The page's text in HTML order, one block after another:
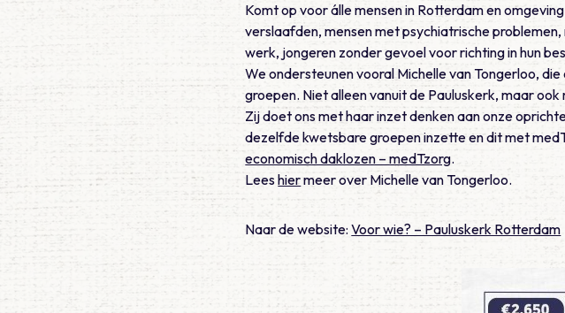
Komt op voor álle mensen in Rotterdam en
verslaafden, mensen met psychiatrische
werk, jongeren zonder gevoel voor richting in hun
We ondersteunen vooral Michelle van Tongerloo,
groepen. Niet alleen vanuit de Pauluskerk, maar ook
Zij doet ons met haar inzet denken aan onze
dezelfde kwetsbare groepen inzette en dit met
economisch daklozen – medTzorg.
Leeshiermeer over Michelle van Tongerloo.
Naar de website:Voor wie? – Pauluskerk Rotterdam